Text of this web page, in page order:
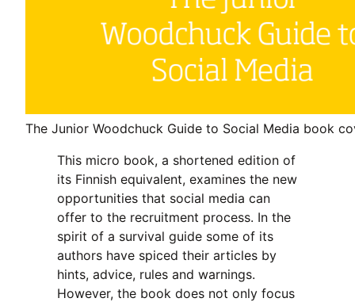
The Junior Woodchuck Guide to Social Media book
This micro book, a shortened edition of
its Finnish equivalent, examines the new
opportunities that social media can
offer to the recruitment process. In the
spirit of a survival guide some of its
authors have spiced their articles by
hints, advice, rules and warnings.
However, the book does not only focus